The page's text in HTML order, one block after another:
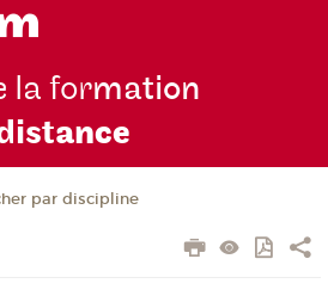
la formation
ance
par discipline